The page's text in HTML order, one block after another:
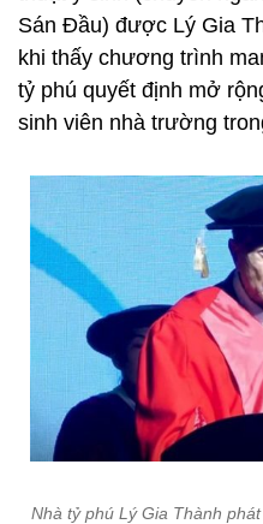
Sán Đầu) được Lý Gia
khi thấy chương trình
tỷ phú quyết định mở
sinh viên nhà trường
Nhà tỷ phú Lý Gia Thành